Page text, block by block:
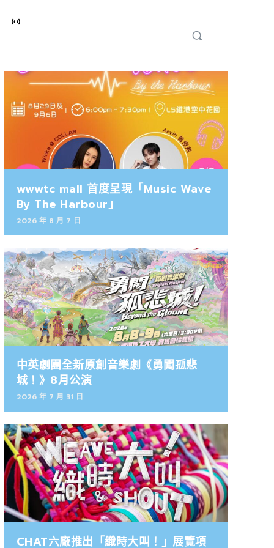
wwwtc mall 首度呈現「Music Wave
By The Harbour」
2026 年 8 月 7 日
中英劇團全新原創音樂劇《勇闖孤悲
城！》8月公演
2026 年 7 月 31 日
CHAT六廠推出「織時大叫！」展覽項